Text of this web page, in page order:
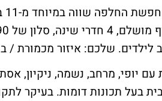
לילדים. שלכם: איזור מכמורת /
עם יופי, מרחב, נשמה, ניקיון,
בעל תכונות דומות. בעיקר